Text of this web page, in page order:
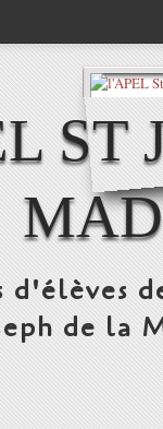
ST
d'élèves
de la